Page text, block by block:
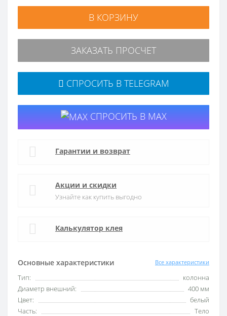
Основные характеристики Все характеристики
Тип:
колонна
Диаметр внешний:
400 мм
Цвет:
белый
Часть:
Тело
В КОРЗИНУ
ЗАКАЗАТЬ ПРОСЧЕТ
СПРОСИТЬ В TELEGRAM
СПРОСИТЬ В MAX
Гарантии и возврат
Акции и скидки
Узнайте как купить выгодно
Калькулятор клея